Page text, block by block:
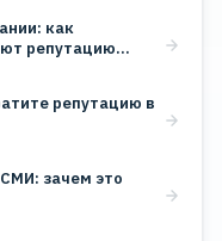
как
репутацию…
репутацию в
зачем это